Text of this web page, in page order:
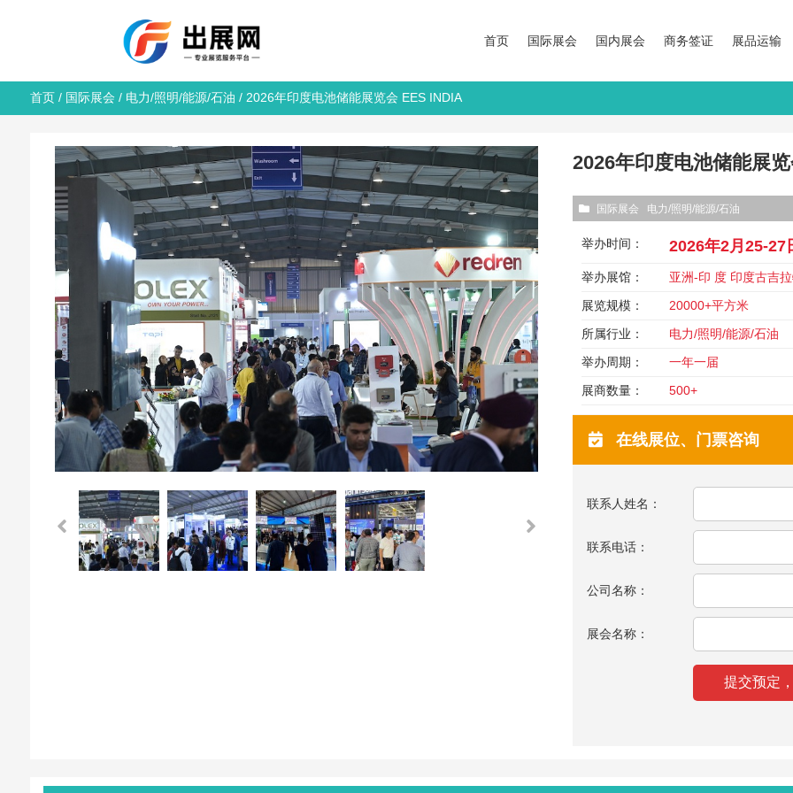
首页 国际展会 国内展会 商务签证 展品运输
首页/ 国际展会 / 电力/照明/能源/石油 / 2026年印度电池储能展览会 EES INDIA
2026年印度电池储能展
国际展会 电力/照明/能源/石油
举办时间： 2026年2月25-27
举办展馆：
亚洲-印 度 印度古吉
展览规模：
20000+平方米
所属行业：
电力/照明/能源/石油
举办周期：
一年一届
展商数量：
500+
在线展位、门票咨询
联系人姓名：
联系电话：
公司名称：
展会名称：